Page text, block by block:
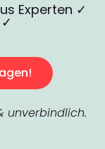
Experten ✓
unverbindlich.